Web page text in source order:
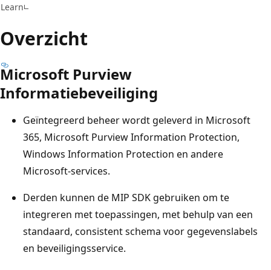
Learn
Overzicht
Microsoft Purview
Informatiebeveiliging
Geïntegreerd beheer wordt geleverd in Microsoft
365, Microsoft Purview Information Protection,
Windows Information Protection en andere
Microsoft-services.
Derden kunnen de MIP SDK gebruiken om te
integreren met toepassingen, met behulp van een
standaard, consistent schema voor gegevenslabels
en beveiligingsservice.